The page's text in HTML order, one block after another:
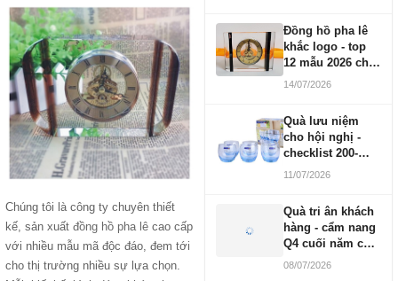
Chúng tôi là công ty chuyên thiết
kế, sản xuất đồng hồ pha lê cao cấp
với nhiều mẫu mã độc đáo, đem tới
cho thị trường nhiều sự lựa chọn.
Đồng hồ pha lê
khắc logo - top
12 mẫu 2026 cho
doanh nghiệp
14/07/2026
Quà lưu niệm
cho hội nghị -
checklist 200-
1000 người
11/07/2026
Quà tri ân khách
hàng - cẩm nang
Q4 cuối năm cho
doanh nghiệp
08/07/2026